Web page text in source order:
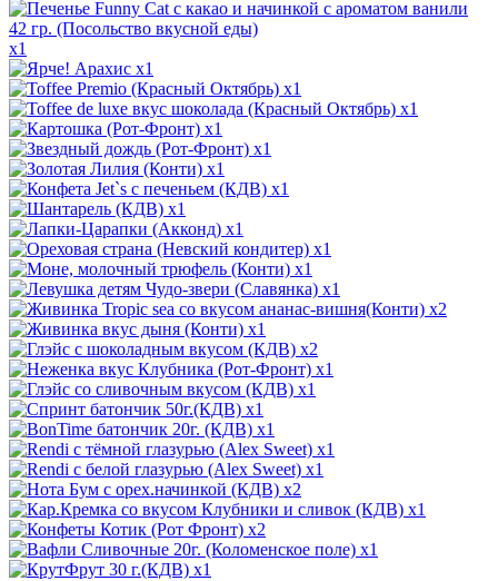
x1
x1
x1
x1
x1
x1
x1
x1
x1
x1
x1
x1
x1
x2
x1
x2
x1
x1
x1
x1
x1
x1
x2
x1
x2
x1
x1